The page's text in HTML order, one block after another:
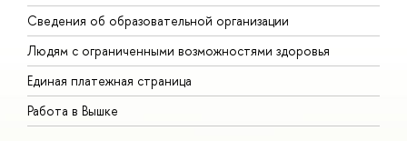
Сведения об образовательной организации
Людям с ограниченными возможностями здоровья
Единая платежная страница
Работа в Вышке